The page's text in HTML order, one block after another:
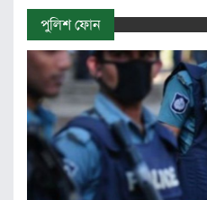
পুলিশ ফোন